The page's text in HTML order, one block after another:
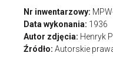
Nr inwentarzowy:
Data wykonania: 1936
Autor zdjęcia: Henryk
Źródło: Autorskie